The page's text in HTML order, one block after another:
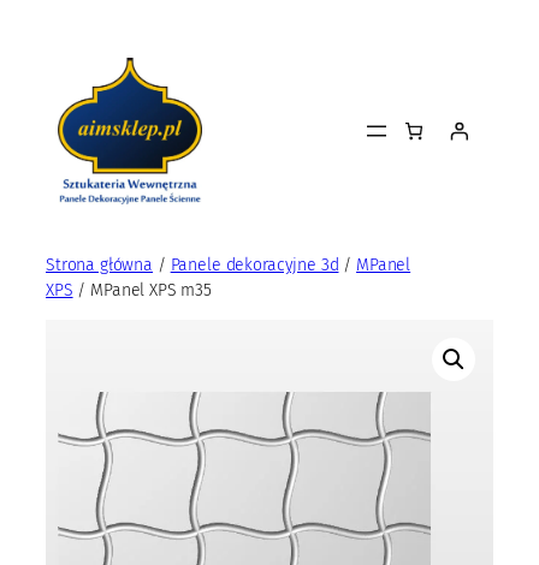
Strona główna / Panele dekoracyjne 3d / MPanel
XPS / MPanel XPS m35